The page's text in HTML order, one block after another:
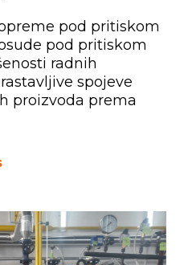
pod pritiskom
pod pritiskom
radnih
spojeve
proizvoda prema